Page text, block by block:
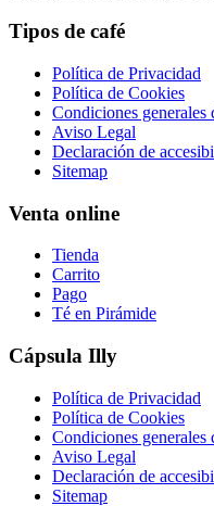
Tipos de café
Política de Privacidad
Política de Cookies
Condiciones generales
Aviso Legal
Declaración de
Sitemap
Venta online
Tienda
Carrito
Pago
Té en Pirámide
Cápsula Illy
Política de Privacidad
Política de Cookies
Condiciones generales
Aviso Legal
Declaración de
Sitemap